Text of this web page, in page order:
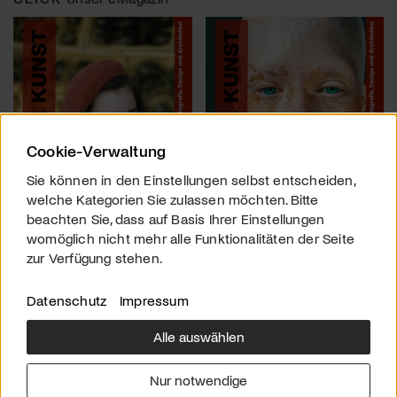
Über uns
Downloads
Werben
Impressum
Cookie-Verwaltung
Sie können in den Einstellungen selbst entscheiden,
welche Kategorien Sie zulassen möchten. Bitte
beachten Sie, dass auf Basis Ihrer Einstellungen
womöglich nicht mehr alle Funktionalitäten der Seite
zur Verfügung stehen.
Datenschutz Impressum
Alle auswählen
Nur notwendige